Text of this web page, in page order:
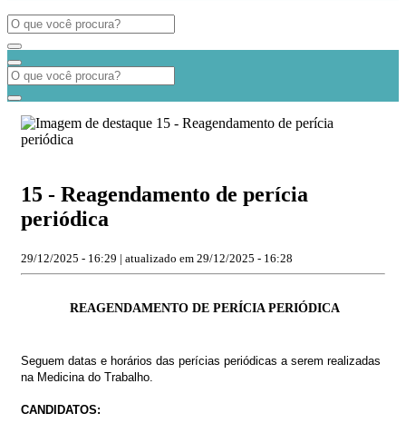
15 - Reagendamento de perícia
periódica
29/12/2025 - 16:29 | atualizado em 29/12/2025 - 16:28
REAGENDAMENTO DE PERÍCIA PERIÓDICA
Seguem datas e horários das perícias periódicas a serem realizadas
na Medicina do Trabalho.
CANDIDATOS: